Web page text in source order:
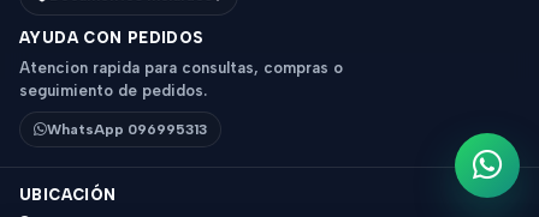
AYUDA CON PEDIDOS
Atencion rapida para consultas, compras o
seguimiento de pedidos.
WhatsApp 096995313
UBICACIÓN